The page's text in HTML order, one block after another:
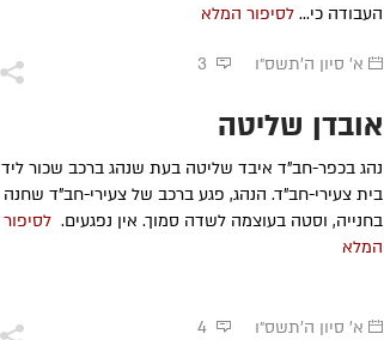
העבודה כי... לסיפור המלא
א' סיון ה׳תשס״ו 3
אובדן שליטה
נהג בכפר-חב"ד איבד שליטה בעת שנהג ברכב שכור ליד
בית צעירי-חב"ד. הנהג, פגע ברכב של צעירי-חב"ד שחנה
בחנייה, וסטה בעוצמה לשדה סמוך. אין נפגעים. לסיפור
המלא
א' סיון ה׳תשס״ו 4